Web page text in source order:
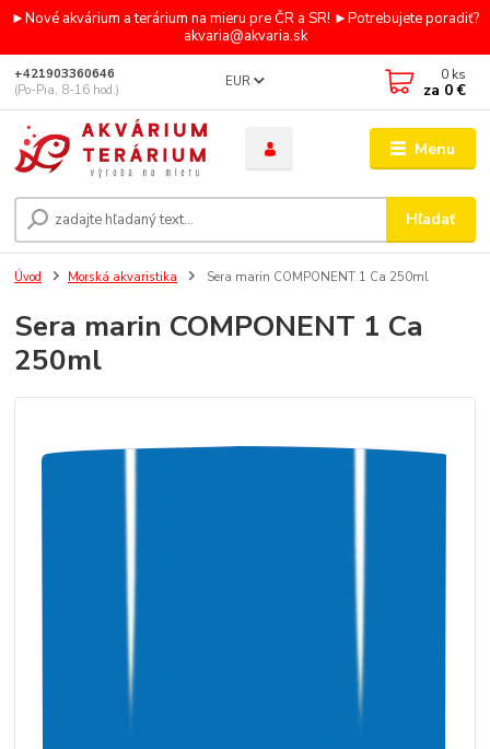
►Nové akvárium a terárium na mieru pre ČR a SR! ►Potrebujete poradiť?
akvaria@akvaria.sk
Menu
EUR
Hľadať
+421903360646
(Po-Pia, 8-16 hod.)
0 ks
za 0 €
Úvod Morská akvaristika Sera marin COMPONENT 1 Ca 250ml
Sera marin COMPONENT 1 Ca
250ml